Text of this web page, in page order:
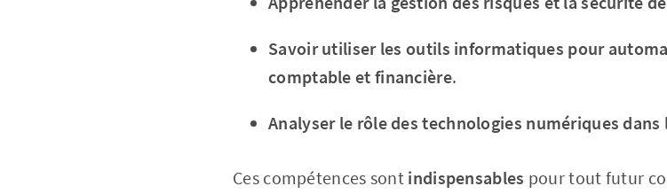
Savoir utiliser les outils informatiques pour
comptable et financière.
Analyser le rôle des technologies numériques
Ces compétences sont indispensables pour tout futur